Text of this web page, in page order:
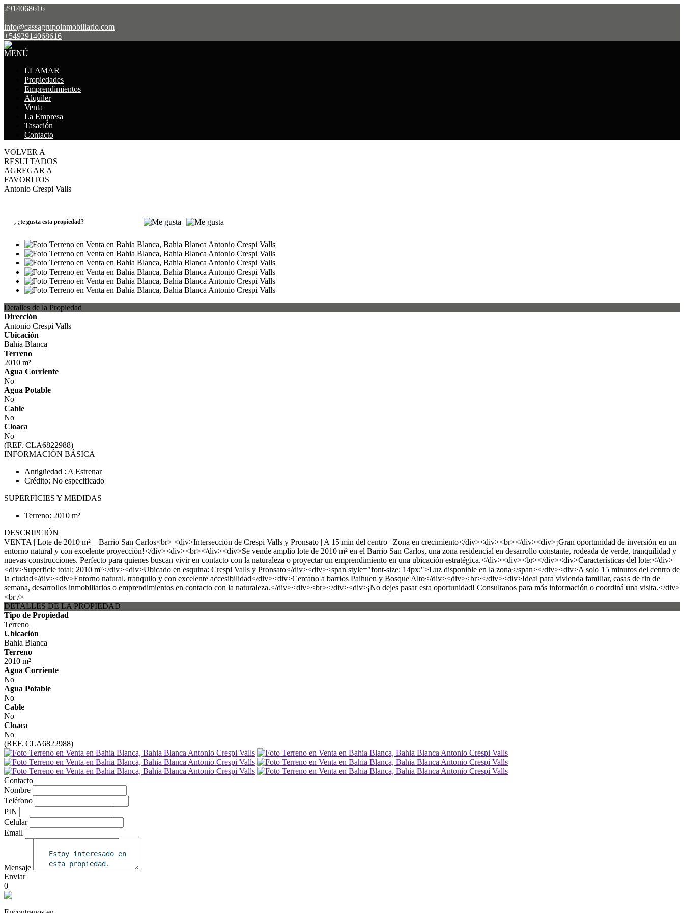
2914068616
|
info@cassagrupoinmobiliario.com
+5492914068616
MENÚ
LLAMAR
Propiedades
Emprendimientos
Alquiler
Venta
La Empresa
Tasación
Contacto
VOLVER A
RESULTADOS
AGREGAR A
FAVORITOS
Antonio Crespi Valls
, ¿te gusta esta propiedad?
Detalles de la Propiedad
Dirección
Antonio Crespi Valls
Ubicación
Bahia Blanca
Terreno
2010 m²
Agua Corriente
No
Agua Potable
No
Cable
No
Cloaca
No
(REF. CLA6822988)
INFORMACIÓN BÁSICA
Antigüedad : A Estrenar
Crédito: No especificado
SUPERFICIES Y MEDIDAS
Terreno: 2010 m²
DESCRIPCIÓN
VENTA | Lote de 2010 m² – Barrio San Carlos<br> <div>Intersección de Crespi Valls y Pronsato | A 15 min del centro | Zona en crecimiento</div><div><br></div><div>¡Gran oportunidad de inversión en un
entorno natural y con excelente proyección!</div><div><br></div><div>Se vende amplio lote de 2010 m² en el Barrio San Carlos, una zona residencial en desarrollo constante, rodeada de verde, tranquilidad y
nuevas construcciones. Perfecto para quienes buscan vivir en contacto con la naturaleza o proyectar un emprendimiento en una ubicación estratégica.</div><div><br></div><div>Características del lote:</div>
<div>Superficie total: 2010 m²</div><div>Ubicado en esquina: Crespi Valls y Pronsato</div><div><span style="font-size: 14px;">Luz disponible en la zona</span></div><div>A solo 15 minutos del centro de
la ciudad</div><div>Entorno natural, tranquilo y con excelente accesibilidad</div><div>Cercano a barrios Paihuen y Bosque Alto</div><div><br></div><div>Ideal para vivienda familiar, casas de fin de
semana, desarrollos inmobiliarios o emprendimientos en contacto con la naturaleza.</div><div><br></div><div>¡No dejes pasar esta oportunidad! Consultanos para más información o coordiná una visita.</div>
<br />
DETALLES DE LA PROPIEDAD
Tipo de Propiedad
Terreno
Ubicación
Bahia Blanca
Terreno
2010 m²
Agua Corriente
No
Agua Potable
No
Cable
No
Cloaca
No
(REF. CLA6822988)
Contacto
Nombre
Teléfono
PIN
Celular
Email
Mensaje
Enviar
0